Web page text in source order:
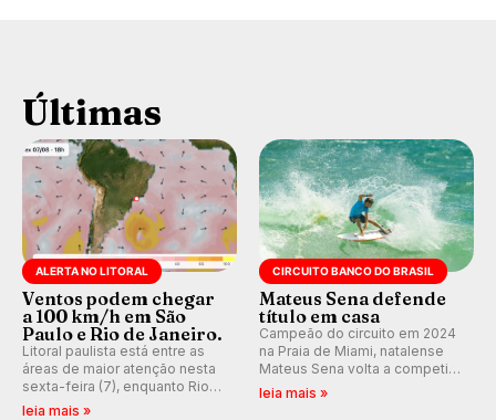
Últimas
ALERTA NO LITORAL
Ventos podem chegar
a 100 km/h em São
Paulo e Rio de Janeiro.
Litoral paulista está entre as
áreas de maior atenção nesta
sexta-feira (7), enquanto Rio
de Janeiro também recebe
leia mais »
CIRCUITO BANCO DO BRASIL
Mateus Sena defende
título em casa
Campeão do circuito em 2024
na Praia de Miami, natalense
Mateus Sena volta a competir
em casa em busca de manter a
leia mais »